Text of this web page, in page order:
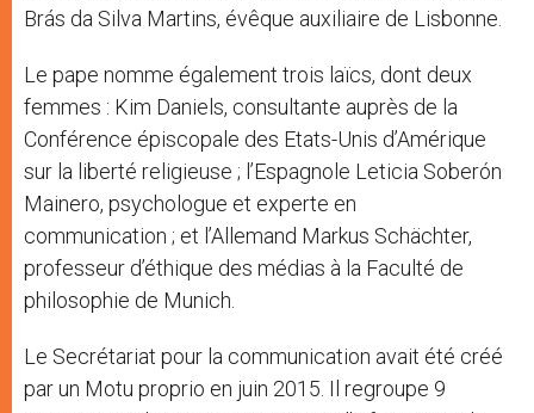
Brás da Silva Martins, évêque auxiliaire de Lisbonne.
Le pape nomme également trois laïcs, dont deux
femmes : Kim Daniels, consultante auprès de la
Conférence épiscopale des Etats-Unis d’Amérique
sur la liberté religieuse ; l’Espagnole Leticia Soberón
Mainero, psychologue et experte en
communication ; et l’Allemand Markus Schächter,
professeur d’éthique des médias à la Faculté de
philosophie de Munich.
Le Secrétariat pour la communication avait été créé
par un Motu proprio en juin 2015. Il regroupe 9